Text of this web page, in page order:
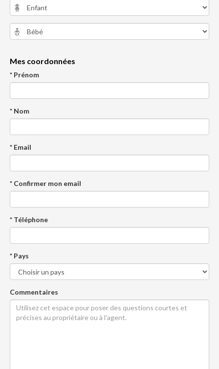
Mes coordonnées
* Prénom
* Nom
* Email
* Confirmer mon email
* Téléphone
* Pays
Commentaires